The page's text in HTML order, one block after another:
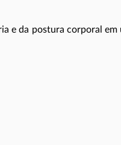
e da postura corporal